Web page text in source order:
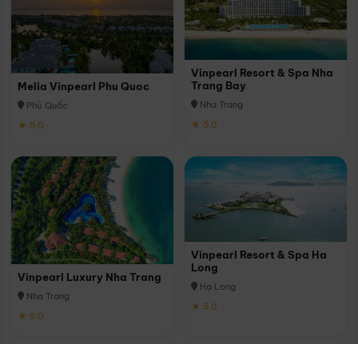
Melia Vinpearl Phu Quoc
Phú Quốc
★ 5.0
Vinpearl Resort & Spa Nha
Trang Bay
Nha Trang
★ 5.0
Vinpearl Luxury Nha Trang
Nha Trang
★ 5.0
Vinpearl Resort & Spa Ha
Long
Hạ Long
★ 5.0